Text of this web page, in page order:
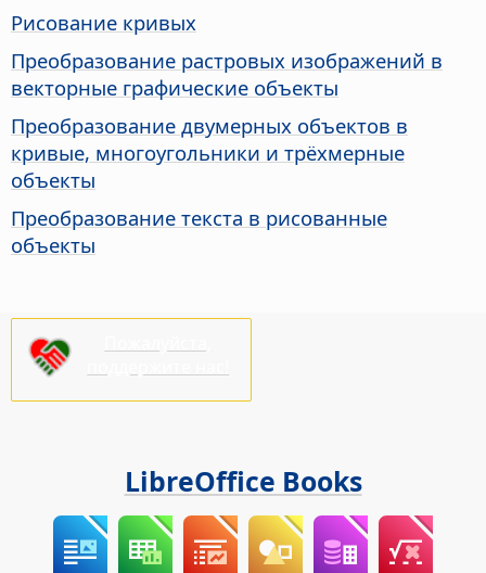
Рисование кривых
Преобразование растровых изображений в
векторные графические объекты
Преобразование двумерных объектов в
кривые, многоугольники и трёхмерные
объекты
Преобразование текста в рисованные
объекты
LibreOffice Books